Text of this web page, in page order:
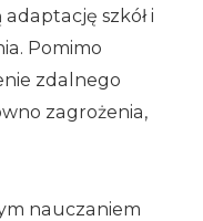
szkół i
Pomimo
zdalnego
zagrożenia,
nauczaniem